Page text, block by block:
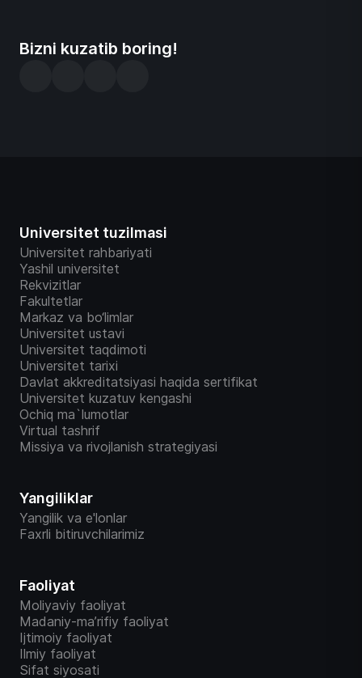
Bizni kuzatib boring!
Universitet tuzilmasi
Universitet rahbariyati
Yashil universitet
Rekvizitlar
Fakultetlar
Markaz va bo‘limlar
Universitet ustavi
Universitet taqdimoti
Universitet tarixi
Davlat akkreditatsiyasi haqida sertifikat
Universitet kuzatuv kengashi
Ochiq ma`lumotlar
Virtual tashrif
Missiya va rivojlanish strategiyasi
Yangiliklar
Yangilik va e'lonlar
Faxrli bitiruvchilarimiz
Faoliyat
Moliyaviy faoliyat
Madaniy-ma’rifiy faoliyat
Ijtimoiy faoliyat
Ilmiy faoliyat
Sifat siyosati